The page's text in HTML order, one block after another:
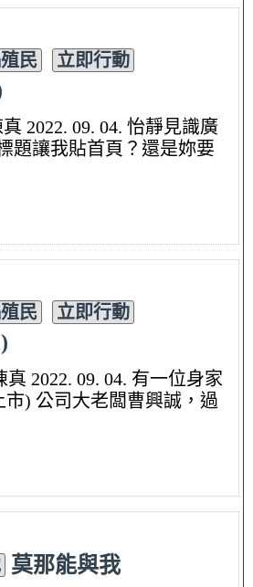
民 立即行動
2022. 09. 04. 怡靜見識廣
題讓我貼首頁？還是妳要
民 立即行動
2022. 09. 04. 有一位身家
市) 公司大老闆曹興誠，過
莫那能與我